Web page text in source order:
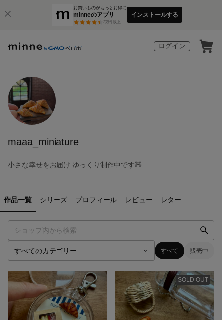
お買いものがもっとお得に
minneのアプリ
3万件以上
インストールする
ログイン
maaa_miniature
小さな幸せをお届け ゆっくり制作中です🧸
作品一覧 シリーズ プロフィール レビュー レター
すべて 販売中
SOLD OUT